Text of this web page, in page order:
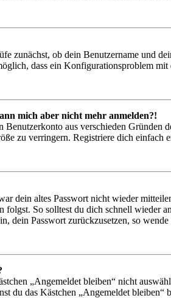
zunächst, ob dein Benutzername und
dass ein Konfigurationsproblem
mich aber nicht mehr anmelden?!
Benutzerkonto aus verschieden
zu verringern. Registriere dich
dein altes Passwort nicht wieder
folgst. So solltest du dich schnell wieder
dein Passwort zurückzusetzen, so
„Angemeldet bleiben“ nicht
du das Kästchen „Angemeldet